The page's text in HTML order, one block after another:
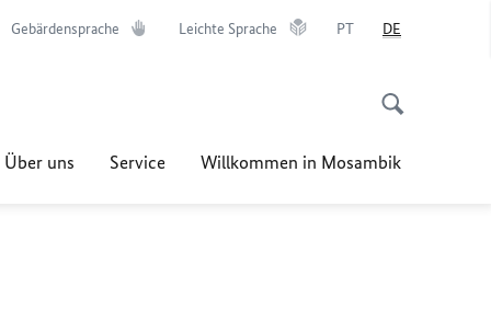
Gebärdensprache Leichte Sprache PT DE
Über uns Service Willkommen in Mosambik